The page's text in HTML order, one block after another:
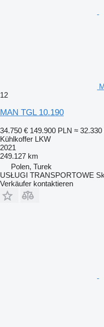
12
MAN TGL 10.190
34.750 € 149.900 PLN ≈
Kühlkoffer LKW
2021
249.127 km
Polen, Turek
USŁUGI TRANSPORTOWE
Verkäufer kontaktieren